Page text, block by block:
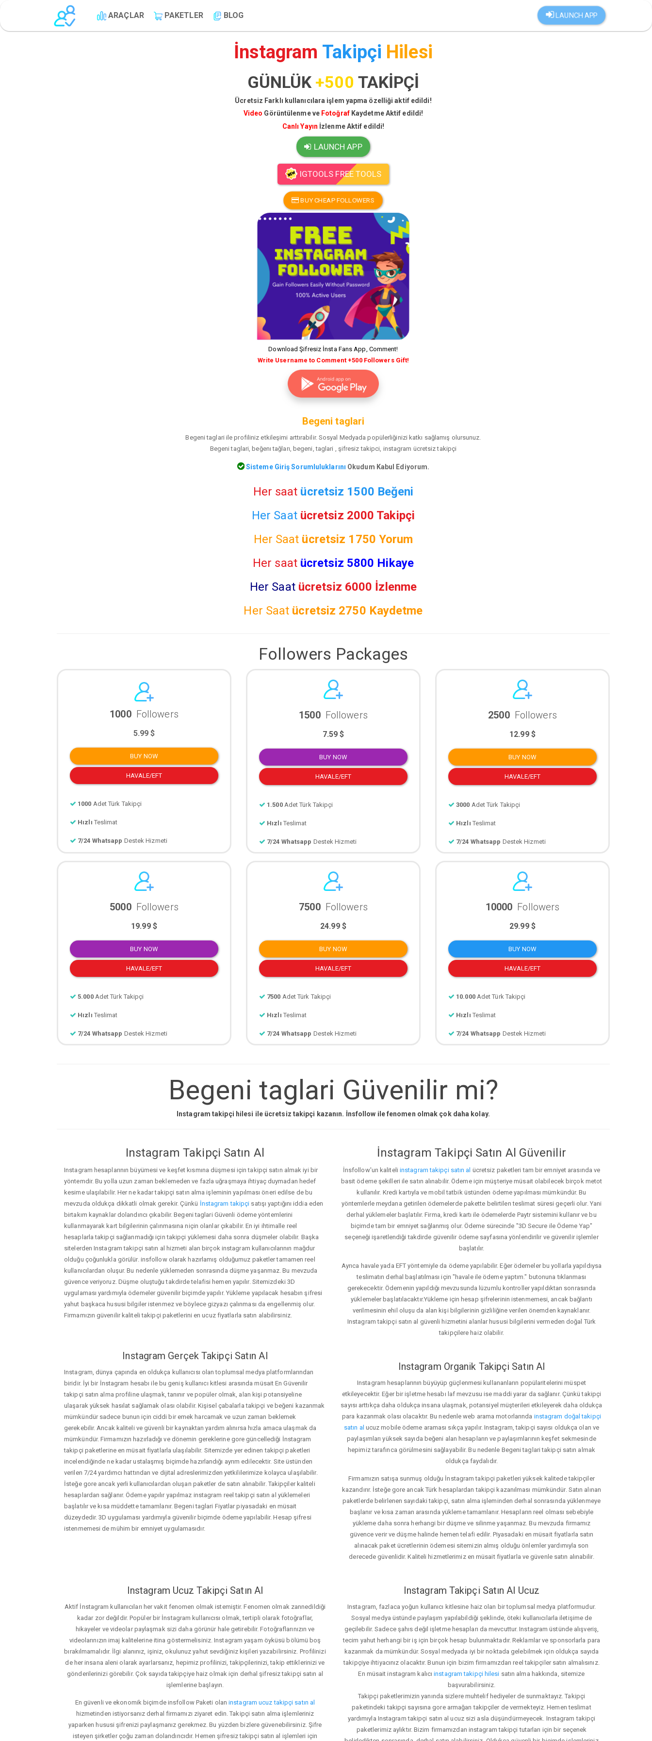
LAUNCH APP
ARAÇLAR PAKETLER BLOG
İnstagram Takipçi Hilesi
GÜNLÜK +500 TAKİPÇİ
Ücretsiz Farklı kullanıcılara işlem yapma özelliği aktif edildi!
Video Görüntülenme ve Fotoğraf Kaydetme Aktif edildi!
Canlı Yayın İzlenme Aktif edildi!
LAUNCH APP
IGTOOLS FREE TOOLS
BUY CHEAP FOLLOWERS
Download Şifresiz İnsta Fans App, Comment!
Write Username to Comment +500 Followers Gift!
Begeni taglari
Begeni taglari ile profiliniz etkileşimi arttırabilir. Sosyal Medyada popülerliğinizi katkı sağlamış olursunuz.
Begeni taglari, beğenı tağları, begeni, taglari , şifresiz takipci, instagram ücretsiz takipçi
Sisteme Giriş Sorumluluklarını Okudum Kabul Ediyorum.
Her saat ücretsiz 1500 Beğeni
Her Saat ücretsiz 2000 Takipçi
Her Saat ücretsiz 1750 Yorum
Her saat ücretsiz 5800 Hikaye
Her Saat ücretsiz 6000 İzlenme
Her Saat ücretsiz 2750 Kaydetme
Followers Packages
1000 Followers
5.99 $
BUY NOW
HAVALE/EFT
1000 Adet Türk Takipçi
Hızlı Teslimat
7/24 Whatsapp Destek Hizmeti
1500 Followers
7.59 $
BUY NOW
HAVALE/EFT
1.500 Adet Türk Takipçi
Hızlı Teslimat
7/24 Whatsapp Destek Hizmeti
2500 Followers
12.99 $
BUY NOW
HAVALE/EFT
3000 Adet Türk Takipçi
Hızlı Teslimat
7/24 Whatsapp Destek Hizmeti
5000 Followers
19.99 $
BUY NOW
HAVALE/EFT
5.000 Adet Türk Takipçi
Hızlı Teslimat
7/24 Whatsapp Destek Hizmeti
7500 Followers
24.99 $
BUY NOW
HAVALE/EFT
7500 Adet Türk Takipçi
Hızlı Teslimat
7/24 Whatsapp Destek Hizmeti
10000 Followers
29.99 $
BUY NOW
HAVALE/EFT
10.000 Adet Türk Takipçi
Hızlı Teslimat
7/24 Whatsapp Destek Hizmeti
Begeni taglari Güvenilir mi?
Instagram takipçi hilesi ile ücretsiz takipçi kazanın. İnsfollow ile fenomen olmak çok daha kolay.
Instagram Takipçi Satın Al
Instagram hesaplarının büyümesi ve keşfet kısmına düşmesi için takipçi satın almak iyi bir
yöntemdir. Bu yolla uzun zaman beklemeden ve fazla uğraşmaya ihtiyaç duymadan hedef
kesime ulaşılabilir. Her ne kadar takipçi satın alma işleminin yapılması öneri edilse de bu
mevzuda oldukça dikkatli olmak gerekir. Çünkü İnstagram takipçi satışı yaptığını iddia eden
birtakım kaynaklar dolandırıcı çıkabilir. Begeni taglari Güvenli ödeme yöntemlerini
kullanmayarak kart bilgilerinin çalınmasına niçin olanlar çıkabilir. En iyi ihtimalle reel
hesaplarla takipçi sağlanmadığı için takipçi yüklemesi daha sonra düşmeler olabilir. Başka
sitelerden Instagram takipçi satın al hizmeti alan birçok instagram kullanıcılarının mağdur
olduğu çoğunlukla görülür. insfollow olarak hazırlamış olduğumuz paketler tamamen reel
kullanıcılardan oluşur. Bu nedenle yüklemeden sonrasında düşme yaşanmaz. Bu mevzuda
güvence veriyoruz. Düşme oluştuğu takdirde telafisi hemen yapılır. Sitemizdeki 3D
uygulaması yardımıyla ödemeler güvenilir biçimde yapılır. Yükleme yapılacak hesabın şifresi
yahut başkaca hususi bilgiler istenmez ve böylece gizyazı çalınması da engellenmiş olur.
Firmamızın güvenilir kaliteli takipçi paketlerini en ucuz fiyatlarla satın alabilirsiniz.
İnstagram Takipçi Satın Al Güvenilir
İnsfollow'un kaliteli instagram takipçi satın al ücretsiz paketleri tam bir emniyet arasında ve
basit ödeme şekilleri ile satın alınabilir. Ödeme için müşteriye müsait olabilecek birçok metot
kullanılır. Kredi kartıyla ve mobil tatbik üstünden ödeme yapılması mümkündür. Bu
yöntemlerle meydana getirilen ödemelerde pakette belirtilen teslimat süresi geçerli olur. Yani
derhal yüklemeler başlatılır. Firma, kredi kartı ile ödemelerde Paytr sistemini kullanır ve bu
biçimde tam bir emniyet sağlanmış olur. Ödeme sürecinde "3D Secure ile Ödeme Yap"
seçeneği işaretlendiği takdirde güvenilir ödeme sayfasına yönlendirilir ve güvenilir işlemler
başlatılır.
Ayrıca havale yada EFT yöntemiyle da ödeme yapılabilir. Eğer ödemeler bu yollarla yapıldıysa
teslimatın derhal başlatılması için "havale ile ödeme yaptım." butonuna tıklanması
gerekecektir. Ödemenin yapıldığı mevzusunda lüzumlu kontroller yapıldıktan sonrasında
yüklemeler başlatılacaktır.Yükleme için hesap şifrelerinin istenmemesi, ancak bağlantı
verilmesinin ehil oluşu da alan kişi bilgilerinin gizliliğine verilen önemden kaynaklanır.
Instagram takipçi satın al güvenli hizmetini alanlar hususi bilgilerini vermeden doğal Türk
takipçilere haiz olabilir.
Instagram Gerçek Takipçi Satın Al
Instagram, dünya çapında en oldukça kullanıcısı olan toplumsal medya platformlarından
biridir. İyi bir İnstagram hesabı ile bu geniş kullanıcı kitlesi arasında müsait En Güvenilir
takipçi satın alma profiline ulaşmak, tanınır ve popüler olmak, alan kişi potansiyeline
ulaşarak yüksek hasılat sağlamak olası olabilir. Kişisel çabalarla takipçi ve beğeni kazanmak
mümkündür sadece bunun için ciddi bir emek harcamak ve uzun zaman beklemek
gerekebilir. Ancak kaliteli ve güvenli bir kaynaktan yardım alınırsa hızla amaca ulaşmak da
mümkündür. Firmamızın hazırladığı ve dönemin gereklerine gore güncellediği İnstagram
takipçi paketlerine en müsait fiyatlarla ulaşılabilir. Sitemizde yer edinen takipçi paketleri
incelendiğinde ne kadar ustalaşmış biçimde hazırlandığı ayrım edilecektir. Site üstünden
verilen 7/24 yardımcı hattından ve dijital adreslerimizden yetkililerimize kolayca ulaşılabilir.
İsteğe gore ancak yerli kullanıcılardan oluşan paketler de satın alınabilir. Takipçiler kaliteli
hesaplardan sağlanır. Ödeme yapılır yapılmaz instagram reel takipçi satın al yüklemeleri
başlatılır ve kısa müddette tamamlanır. Begeni taglari Fiyatlar piyasadaki en müsait
düzeydedir. 3D uygulaması yardımıyla güvenilir biçimde ödeme yapılabilir. Hesap şifresi
istenmemesi de mühim bir emniyet uygulamasıdır.
Instagram Organik Takipçi Satın Al
Instagram hesaplarının büyüyüp güçlenmesi kullananların popülaritelerini müspet
etkileyecektir. Eğer bir işletme hesabı laf mevzusu ise maddi yarar da sağlanır. Çünkü takipçi
sayısı arttıkça daha oldukça insana ulaşmak, potansiyel müşterileri etkileyerek daha oldukça
para kazanmak olası olacaktır. Bu nedenle web arama motorlarında instagram doğal takipçi
satın al ucuz mobile ödeme araması sıkça yapılır. Instagram, takipçi sayısı oldukça olan ve
paylaşımları yüksek sayıda beğeni alan hesapların ve paylaşımlarının keşfet sekmesinde
hepimiz tarafınca görülmesini sağlayabilir. Bu nedenle Begeni taglari takipçi satın almak
oldukça faydalıdır.
Firmamızın satışa sunmuş olduğu İnstagram takipçi paketleri yüksek kalitede takipçiler
kazandırır. İsteğe gore ancak Türk hesaplardan takipçi kazanılması mümkündür. Satın alınan
paketlerde belirlenen sayıdaki takipçi, satın alma işleminden derhal sonrasında yüklenmeye
başlanır ve kısa zaman arasında yükleme tamamlanır. Hesapların reel olması sebebiyle
yükleme daha sonra herhangi bir düşme ve silinme yaşanmaz. Bu mevzuda firmamız
güvence verir ve düşme halinde hemen telafi edilir. Piyasadaki en müsait fiyatlarla satın
alınacak paket ücretlerinin ödemesi sitemizin almış olduğu önlemler yardımıyla son
derecede güvenlidir. Kaliteli hizmetlerimiz en müsait fiyatlarla ve güvenle satın alınabilir.
Instagram Ucuz Takipçi Satın Al
Aktif İnstagram kullanıcıları her vakit fenomen olmak istemiştir. Fenomen olmak zannedildiği
kadar zor değildir. Popüler bir İnstagram kullanıcısı olmak, tertipli olarak fotoğraflar,
hikayeler ve videolar paylaşmak sizi daha görünür hale getirebilir. Fotoğraflarınızın ve
videolarınızın imaj kalitelerine itina göstermelisiniz. Instagram yaşam öyküsü bölümü boş
bırakılmamalıdır. İlgi alanınız, işiniz, okulunuz yahut sevdiğiniz kişileri yazabilirsiniz. Profilinizi
de her insana aleni olarak ayarlarsanız, hepimiz profilinizi, takipçilerinizi, takip ettiklerinizi ve
gönderilerinizi görebilir. Çok sayıda takipçiye haiz olmak için derhal şifresiz takipçi satın al
işlemlerine başlayın.
En güvenli ve ekonomik biçimde insfollow Paketi olaninstagram ucuz takipçi satın al
hizmetinden istiyorsanız derhal firmamızı ziyaret edin. Takipçi satın alma işlemleriniz
yaparken hususi şifrenizi paylaşmanız gerekmez. Bu yüzden bizlere güvenebilirsiniz. Şifre
isteyen şirketler çoğu zaman dolandırıcıdır. Hemen şifresiz takipçi satın al işlemleri için
Instagram Takipçi Satın Al Ucuz
Instagram, fazlaca yoğun kullanıcı kitlesine haiz olan bir toplumsal medya platformudur.
Sosyal medya üstünde paylaşım yapılabildiği şeklinde, öteki kullanıcılarla iletişime de
geçilebilir. Sadece şahıs değil işletme hesapları da mevcuttur. Instagram üstünde alışveriş,
tecim yahut herhangi bir iş için birçok hesap bulunmaktadır. Reklamlar ve sponsorlarla para
kazanmak da mümkündür. Sosyal medyada iyi bir noktada gelebilmek için oldukça sayıda
takipçiye ihtiyacınız olacaktır. Bunun için bizim firmamızdan reel takipçiler satın almalısınız.
En müsait instagram kalıcıinstagram takipçi hilesi satın alma hakkında, sitemize
başvurabilirsiniz.
Takipçi paketlerimizin yanında sizlere muhtelif hediyeler de sunmaktayız. Takipçi
paketindeki takipçi sayısına gore armağan takipçiler de vermekteyiz. Hemen teslimat
yardımıyla Instagram takipçi satın al ucuz sizi asla düşündürmeyecek. Instagram takipçi
paketlerimiz aylıktır. Bizim firmamızdan instagram takipçi tutarları için bir seçenek